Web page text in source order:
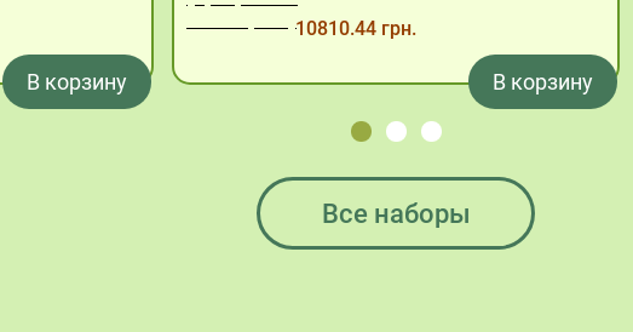
В корзину
10810.44 грн.
В корзину
Все наборы